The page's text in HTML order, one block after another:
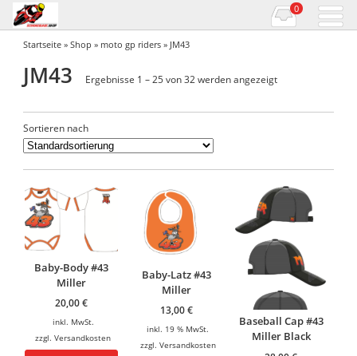
0
Startseite »Shop » moto gp riders » JM43
JM43 Ergebnisse 1 – 25 von 32 werden angezeigt
Sortieren nach
Baby-Body #43
Miller
20,00€
inkl. MwSt.
zzgl.Versandkosten
Baby-Latz #43
Miller
13,00€
inkl. 19 % MwSt.
zzgl. Versandkosten
Baseball Cap #43
Miller Black